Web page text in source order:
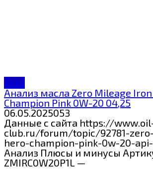
Zero
Анализ масла Zero Mileage
Champion Pink 0W-20 04,25
06.05.2025053
Данные с сайта https://
club.ru/forum/topic/92781-
hero-champion-pink-0w-20-
Анализ Плюсы и минусы
ZMIRC0W20P1L —